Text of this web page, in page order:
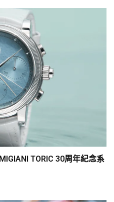
TORIC 30周年紀念系